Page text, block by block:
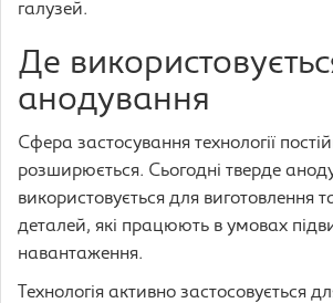
галузей.
Де
анодування
Сфера застосування технології
розширюється. Сьогодні тверде
використовується для виготовлення
деталей, які працюють в умовах
навантаження.
Технологія активно застосовується